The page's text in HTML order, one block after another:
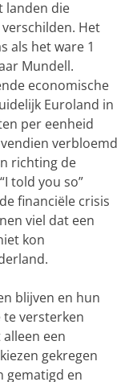
landen die
Het
als het ware 1
Mundell.
economische
Euroland in
per eenheid
verbloemd
richting de
told you so”
financiële crisis
viel dat een
kon
blijven en hun
versterken
een
gekregen
gematigd en